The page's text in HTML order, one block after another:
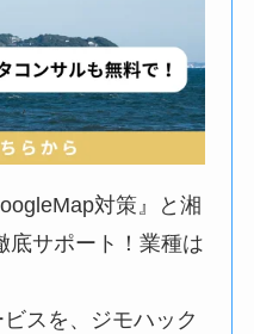
対策』と湘
底サポート！業種は
スを、ジモハック